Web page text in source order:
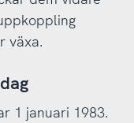
växa.
1 januari 1983.